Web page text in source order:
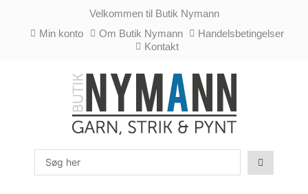
indholdet
Velkommen til Butik Nymann
Min konto
Om Butik Nymann
Handelsbetingelser
Kontakt